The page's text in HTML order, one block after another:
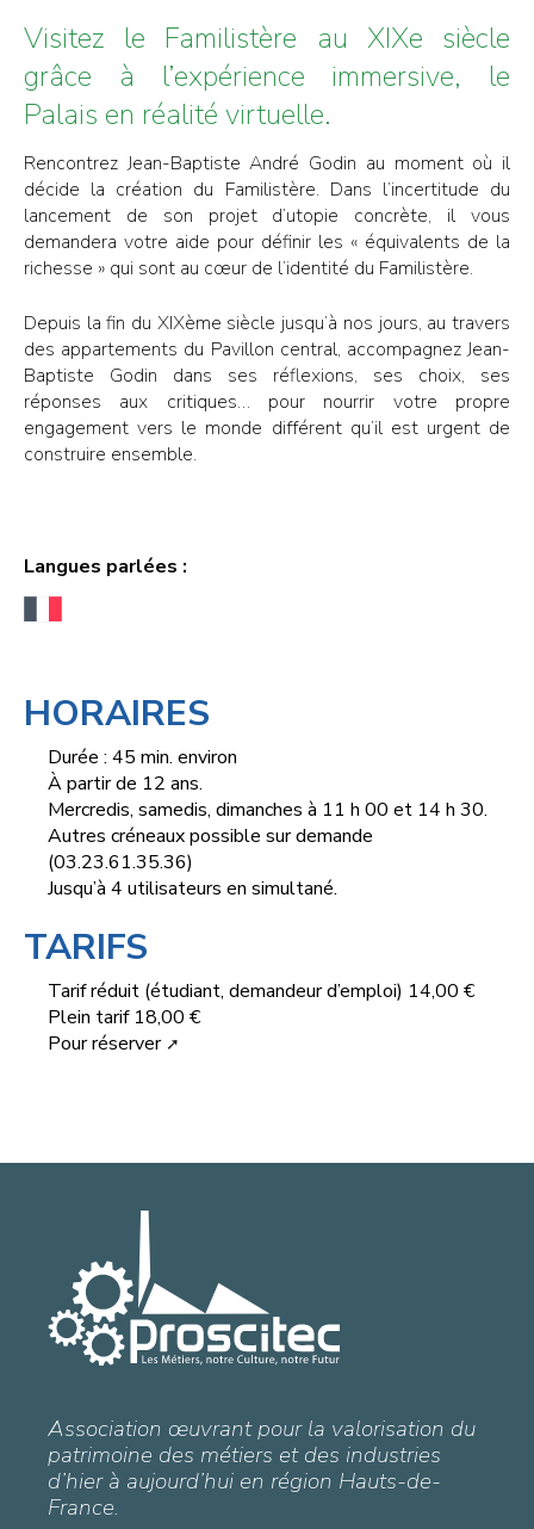
Visitez le Familistère au XIXe siècle
grâce à l’expérience immersive, le
Palais en réalité virtuelle.
Rencontrez Jean-Baptiste André Godin au moment où il
décide la création du Familistère. Dans l’incertitude du
lancement de son projet d’utopie concrète, il vous
demandera votre aide pour définir les « équivalents de la
richesse » qui sont au cœur de l’identité du Familistère.
Depuis la fin du XIXème siècle jusqu’à nos jours, au travers
des appartements du Pavillon central, accompagnez Jean-
Baptiste Godin dans ses réflexions, ses choix, ses
réponses aux critiques… pour nourrir votre propre
engagement vers le monde différent qu’il est urgent de
construire ensemble.
Langues parlées :
HORAIRES
Durée : 45 min. environ
À partir de 12 ans.
Mercredis, samedis, dimanches à 11 h 00 et 14 h 30.
Autres créneaux possible sur demande
(03.23.61.35.36)
Jusqu’à 4 utilisateurs en simultané.
TARIFS
Tarif réduit (étudiant, demandeur d’emploi) 14,00 €
Plein tarif 18,00 €
Pour réserver
Association œuvrant pour la valorisation du
patrimoine des métiers et des industries
d’hier à aujourd’hui en région Hauts-de-
France.